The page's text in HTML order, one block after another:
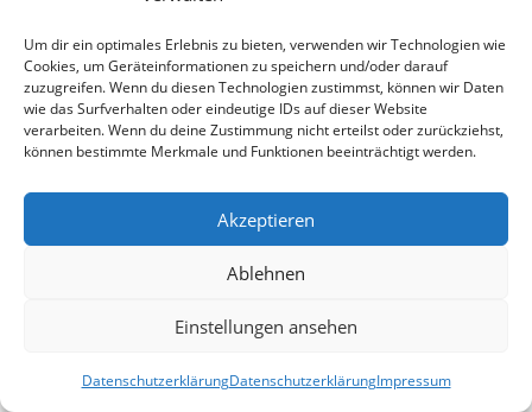
Um dir ein optimales Erlebnis zu bieten, verwenden wir Technologien wie
Cookies, um Geräteinformationen zu speichern und/oder darauf
zuzugreifen. Wenn du diesen Technologien zustimmst, können wir Daten
wie das Surfverhalten oder eindeutige IDs auf dieser Website
verarbeiten. Wenn du deine Zustimmung nicht erteilst oder zurückziehst,
können bestimmte Merkmale und Funktionen beeinträchtigt werden.
Akzeptieren
Ablehnen
Einstellungen ansehen
DatenschutzerklärungDatenschutzerklärungImpressum
wir dachten“, meint der Sicherheitsexperte der
Gutmenschenpartei in einer heutigen APA-
OTS Aussendung.
Was Pilz wohl damit meint. Sieht er es vielleicht als Fiasko,
dass noch nicht mehr Menschen
weil diese doch etwas Hemm-
ungen haben, wenn sie sich schwerbewaffneten Soldaten